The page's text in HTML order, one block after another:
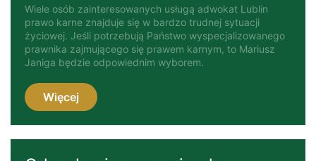
Wiele osób zainteresowanych usługą adwokat Lublin
prawo karne znajduje się w bardzo trudnej sytuacji
życiowej. Jeśli potrzebują Państwo wyspecjalizowanego
prawnika zajmującego się prawem karnym, to Mariusz
Janiga będzie odpowiednim wyborem.
Więcej